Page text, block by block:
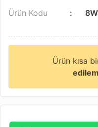
Ürün Kodu
Ürün kısa